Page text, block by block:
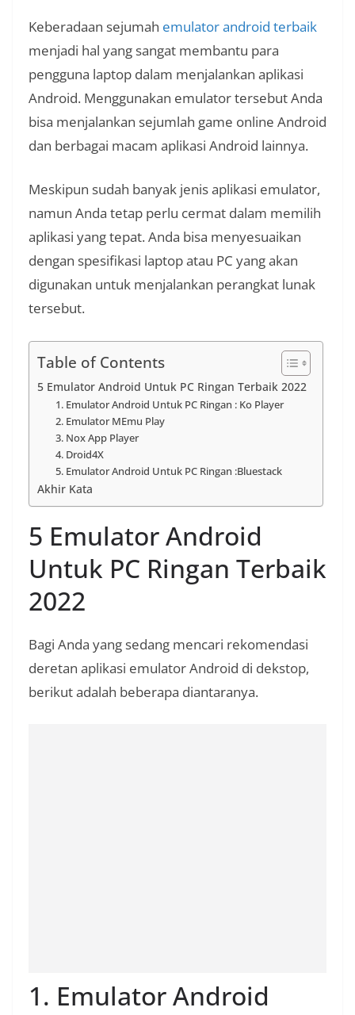
Keberadaan sejumah emulator android terbaik
menjadi hal yang sangat membantu para
pengguna laptop dalam menjalankan aplikasi
Android. Menggunakan emulator tersebut Anda
bisa menjalankan sejumlah game online Android
dan berbagai macam aplikasi Android lainnya.
Meskipun sudah banyak jenis aplikasi emulator,
namun Anda tetap perlu cermat dalam memilih
aplikasi yang tepat. Anda bisa menyesuaikan
dengan spesifikasi laptop atau PC yang akan
digunakan untuk menjalankan perangkat lunak
tersebut.
Table of Contents
5 Emulator Android Untuk PC Ringan Terbaik 2022
1. Emulator Android Untuk PC Ringan : Ko Player
2. Emulator MEmu Play
3. Nox App Player
4. Droid4X
5. Emulator Android Untuk PC Ringan :Bluestack
Akhir Kata
5 Emulator Android
Untuk PC Ringan Terbaik
2022
Bagi Anda yang sedang mencari rekomendasi
deretan aplikasi emulator Android di dekstop,
berikut adalah beberapa diantaranya.
1. Emulator Android